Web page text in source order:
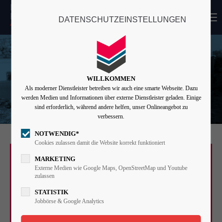
Passwort
Angemeldet bleiben
Anmelden
Register
MENU
ERÖFFNUNGSFEIER
DATENSCHUTZEINSTELLUNGEN
WILLKOMMEN
Als moderner Dienstleister betreiben wir auch eine smarte Webseite. Dazu
werden Medien und Informationen über externe Dienstleister geladen. Einige
sind erforderlich, während andere helfen, unser Onlineangebot zu
verbessern.
NOTWENDIG*
Cookies zulassen damit die Website korrekt funktioniert
MARKETING
Externe Medien wie Google Maps, OpenStreetMap und Youtube
zulassen
STATISTIK
Jobbörse & Google Analytics